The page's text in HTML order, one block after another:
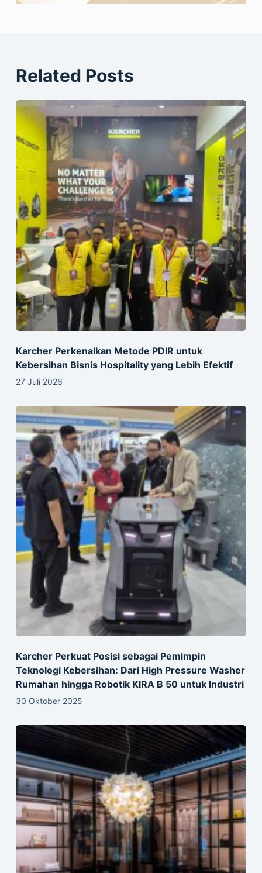
Related Posts
Karcher Perkenalkan Metode PDIR untuk
Kebersihan Bisnis Hospitality yang Lebih Efektif
27 Juli 2026
Karcher Perkuat Posisi sebagai Pemimpin
Teknologi Kebersihan: Dari High Pressure Washer
Rumahan hingga Robotik KIRA B 50 untuk Industri
30 Oktober 2025